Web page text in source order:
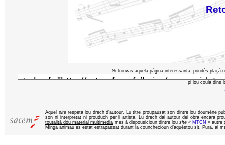
Si trouvas aquela pàgina interessanta, poudès plaçà
pi lou coulà dins
Aquel siterespeta lou drech d’autour. Lu titre proupausat son dintre lou doumène
son ni interpretat ni prouduch per li artista. Lu drech dai autour dei obra encara
toutalità dòu material multimedia mes à dispousicioun dintre lou site « MTCN » autre
Minga animau es estat estrapassat durant la counchecioun d’aquèstou sit. Pura, ai